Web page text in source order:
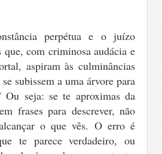
perpétua e o juízo
com criminosa audácia e
aspiram às culminâncias
subissem a uma árvore para
Ou seja: se te aproximas da
frases para descrever, não
o que vês. O erro é
te parece verdadeiro, ou